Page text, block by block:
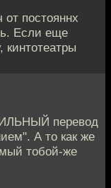
постояннх
Если еще
кинтотеатры
перевод
А то как же
тобой-же